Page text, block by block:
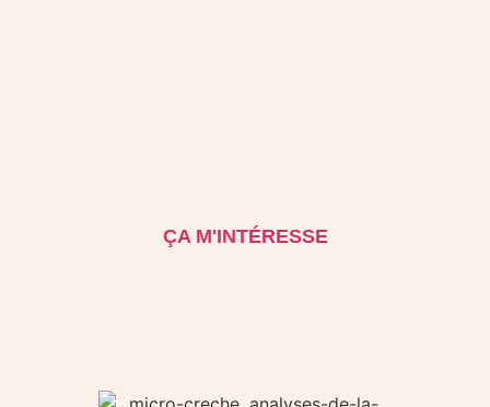
ÇA M'INTÉRESSE